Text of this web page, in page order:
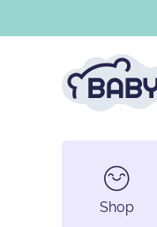
Shop